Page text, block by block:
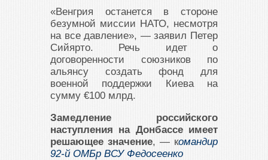
«Венгрия останется в стороне
безумной миссии НАТО, несмотря
на все давление», — заявил Петер
Сийярто. Речь идет о
договоренности союзников по
альянсу создать фонд для
военной поддержки Киева на
сумму €100 млрд.
Замедление российского
наступления на Донбассе имеет
решающее значение, — командир
92-й ОМБр ВСУ Федосеенко